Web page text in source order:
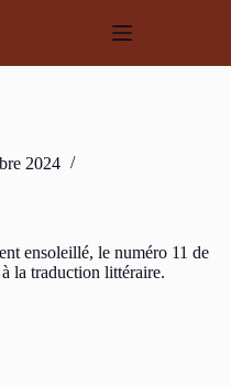
2024
ensoleillé, le numéro 11 de
la traduction littéraire.